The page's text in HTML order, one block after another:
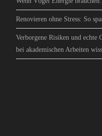
Renovieren ohne Stress: So
Verborgene Risiken und echte
bei akademischen Arbeiten